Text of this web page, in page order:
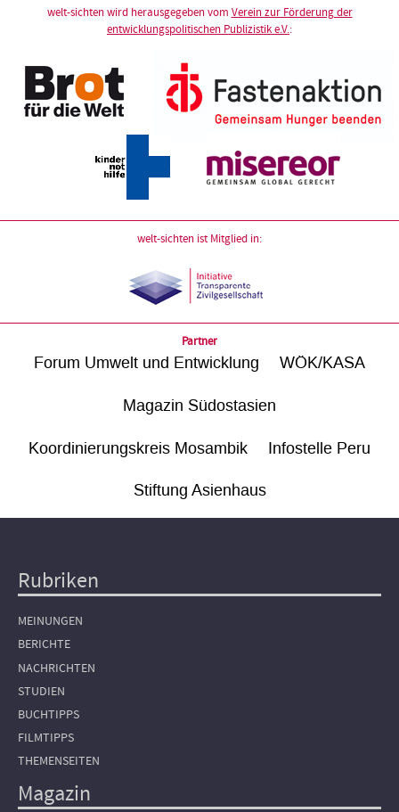
welt-sichten wird herausgegeben vom Verein zur Förderung der
entwicklungspolitischen Publizistik e.V.:
welt-sichten ist Mitglied in:
Partner
Forum Umwelt und Entwicklung WÖK/KASA
Magazin Südostasien
Koordinierungskreis Mosambik Infostelle Peru
Stiftung Asienhaus
Hauptnavigation
Rubriken
MEINUNGEN
BERICHTE
NACHRICHTEN
STUDIEN
BUCHTIPPS
FILMTIPPS
THEMENSEITEN
Magazin